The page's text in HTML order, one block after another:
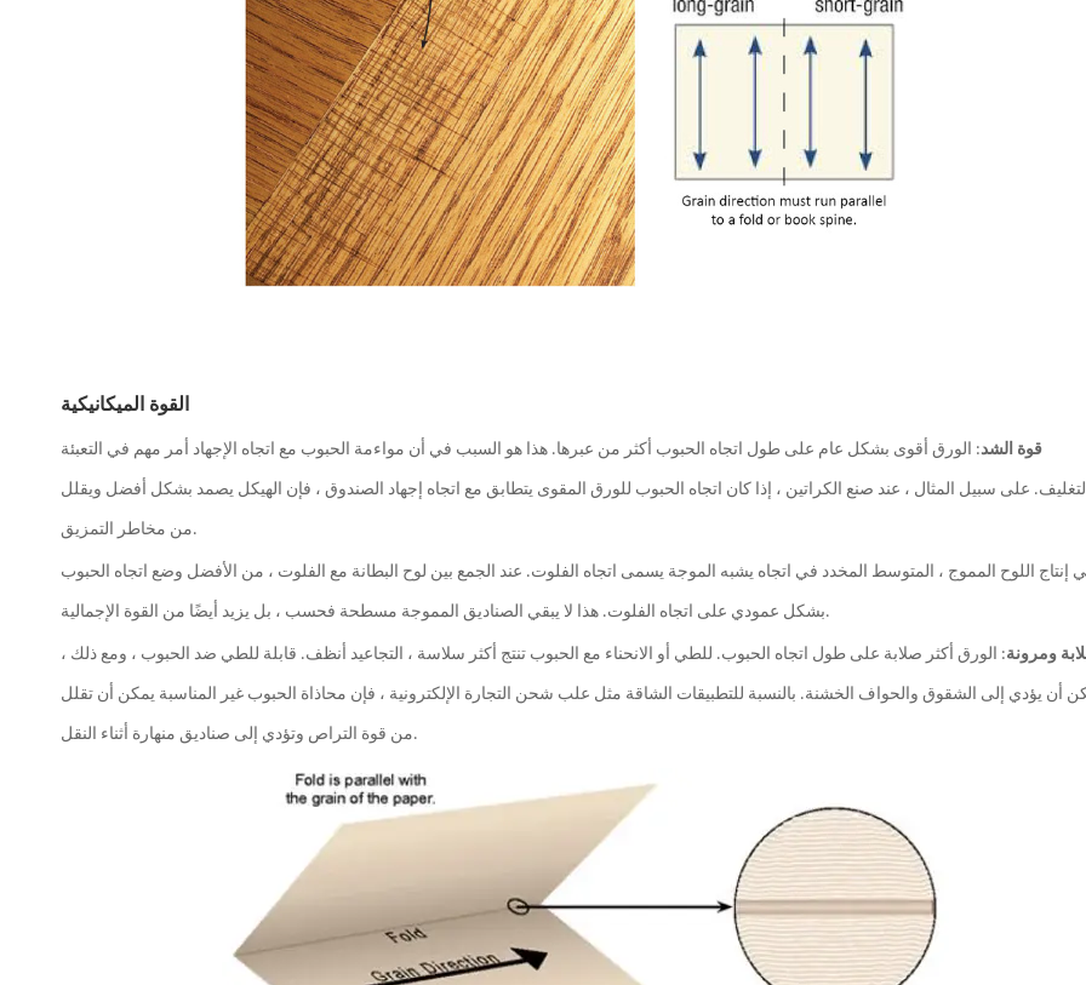
القوة الميكانيكية
قوة الشد: الورق أقوى بشكل عام على طول اتجاه الحبوب أكثر من عبرها. هذا هو السبب في أن مواءمة الحبوب مع اتجاه الإجهاد أمر مهم في التعبئة
على سبيل المثال ، عند صنع الكراتين ، إذا كان اتجاه الحبوب للورق المقوى يتطابق مع اتجاه إجهاد الصندوق ، فإن الهيكل يصمد بشكل أفضل ويقلل
من مخاطر التمزيق.
إنتاج اللوح المموج ، المتوسط المخدد في اتجاه يشبه الموجة يسمى اتجاه الفلوت. عند الجمع بين لوح البطانة مع الفلوت ، من الأفضل وضع اتجاه الحبوب
بشكل عمودي على اتجاه الفلوت. هذا لا يبقي الصناديق المموجة مسطحة فحسب ، بل يزيد أيضًا من القوة الإجمالية.
ومرونة: الورق أكثر صلابة على طول اتجاه الحبوب. للطي أو الانحناء مع الحبوب تنتج أكثر سلاسة ، التجاعيد أنظف. قابلة للطي ضد الحبوب ، ومع ذلك ،
أن يؤدي إلى الشقوق والحواف الخشنة. بالنسبة للتطبيقات الشاقة مثل علب شحن التجارة الإلكترونية ، فإن محاذاة الحبوب غير المناسبة يمكن أن تقلل
من قوة التراص وتؤدي إلى صناديق منهارة أثناء النقل.